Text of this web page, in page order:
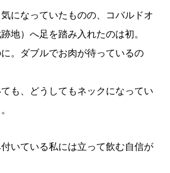
になっていたものの、コバルドオ
地）へ足を踏み入れたのは初。
。ダブルでお肉が待っているの
も、どうしてもネックになってい
いている私には立って飲む自信が